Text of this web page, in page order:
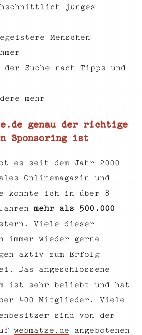
junges
Menschen
der Suche nach Tipps und
mehr
genau der richtige
Sponsoring ist
es seit dem Jahr 2000
Onlinemagazin und
konnte ich in über 8
mehr als 500.000
Viele dieser
immer wieder gerne
aktiv zum Erfolg
Das angeschlossene
ist sehr beliebt und hat
400 Mitglieder. Viele
sind von der
webmatze.de angebotenen